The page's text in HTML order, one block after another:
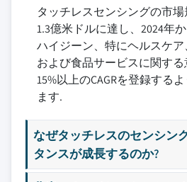
3.9 成長ポテンシャル分析
3.10 ポーターの分析
3.10.1 サプライヤーの
3.10.2 バイヤーの交渉力
3.10.5 業界内の競争
3.11 PESTEL分析
8.3.4 イタリア
8.3.5 スペイン
8.3.6 欧州その他
8.4 アジア太平洋
8.4.1 中国
8.4.3 日本
8.4.4 韓国
8.4.5 ANZ
9.7 Google LLC
9.8 Infineon Technologies
9.9 Intel Corporation
9.10 InvenSense, Inc.
9.13 MorphoTrak, LLC
9.14 NXP Semiconductors N.V.
9.15 OMNIVISION
タッチレスセンシングの市
1.3億米ドルに達し、2024年か
ハイジーン、特にヘルスケア
および食品サービスに関す
15%以上のCAGRを登録する
ます.
なぜタッチレスのセンシン
タンスが成長するのか?